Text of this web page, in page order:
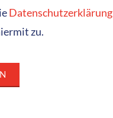
Datenschutzerklärung
zu.